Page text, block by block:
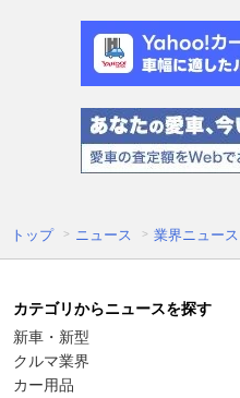
トップ ニュース 業界ニュース
カテゴリからニュースを探す
新車・新型
クルマ業界
カー用品